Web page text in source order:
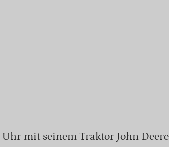
mit seinem Traktor John Deere